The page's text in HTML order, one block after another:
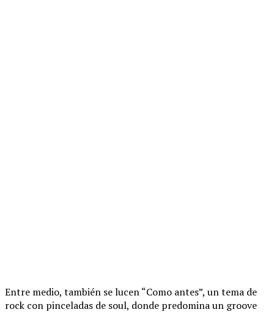
Entre medio, también se lucen “Como antes”, un tema de
rock con pinceladas de soul, donde predomina un groove